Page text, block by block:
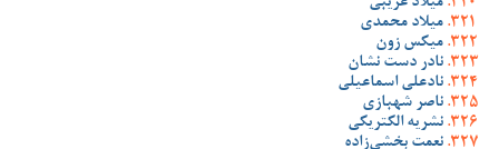
میلاد غریبی
میلاد محمدی
میکس زون
نادر دست نشان
نادعلی اسماعیلی
ناصر شهبازی
نشریه الکتریکی
نعمت بخشی‌زاده